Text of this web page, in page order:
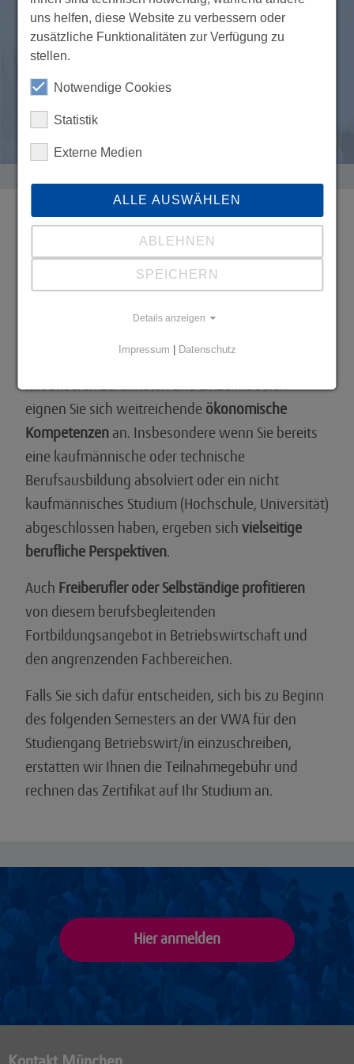
passgenaue Weiterbildungen
berufsbegleitend
überschaubare Gebühren
vielseitiges Angebot
Vielseitige Berufsperspektiven mit
Teilnahmebestätigung und Zertifikat
Das Modul- und Zertifikats-Angebot der VWA
Studierenden orientiert, die eine
neben dem Berufabsolvieren möchten.
Mit unseren Zertifikaten und Einzelmodulen
eignen Sie sich weitreichende ökonomische
Kompetenzen an. Insbesondere wenn Sie bereits
eine kaufmännische oder technische
Berufsausbildung absolviert oder ein nicht
kaufmännisches Studium (Hochschule, Universität)
abgeschlossen haben, ergeben sich vielseitige
berufliche Perspektiven.
Auch Freiberufler oder Selbständige profitieren
von diesem berufsbegleitenden
Fortbildungsangebot in Betriebswirtschaft und
den angrenzenden Fachbereichen.
Falls Sie sich dafür entscheiden, sich bis zu Beginn
des folgenden Semesters an der VWA für den
Studiengang Betriebswirt/in einzuschreiben,
erstatten wir Ihnen die Teilnahmegebühr und
rechnen das Zertifikat auf Ihr Studium an.
Hier anmelden
uns helfen, diese Website zu verbessern oder
zusätzliche Funktionalitäten zur Verfügung zu
stellen.
Notwendige Cookies
Statistik
Externe Medien
ALLE AUSWÄHLEN
ABLEHNEN
SPEICHERN
Details anzeigen
Impressum Datenschutz